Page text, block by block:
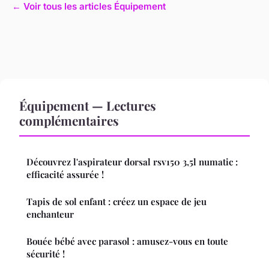
← Voir tous les articles Équipement
Équipement — Lectures
complémentaires
Découvrez l'aspirateur dorsal rsv150 3,5l numatic :
efficacité assurée !
Tapis de sol enfant : créez un espace de jeu
enchanteur
Bouée bébé avec parasol : amusez-vous en toute
sécurité !